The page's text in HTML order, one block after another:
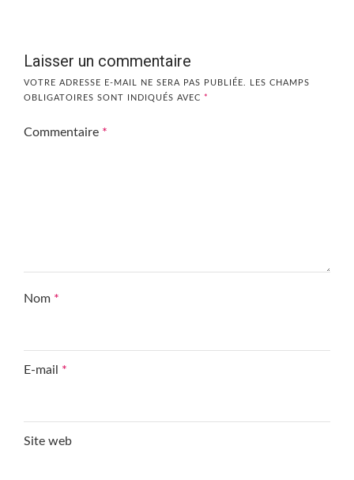
Laisser un commentaire
VOTRE ADRESSE E-MAIL NE SERA PAS PUBLIÉE.
LES CHAMPS
OBLIGATOIRES SONT INDIQUÉS AVEC *
Commentaire *
Nom *
E-mail *
Site web